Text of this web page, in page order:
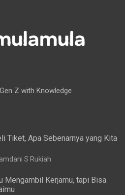
Z with Knowledge
Tiket, Apa Sebenarnya yang Kita
S Rukiah
Mengambil Kerjamu, tapi Bisa